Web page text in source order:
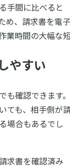
手間に比べると
め、請求書を電子
業時間の大幅な
やすい
も確認できます。
ても、相手側が
場合もあるでし
求書を確認済み